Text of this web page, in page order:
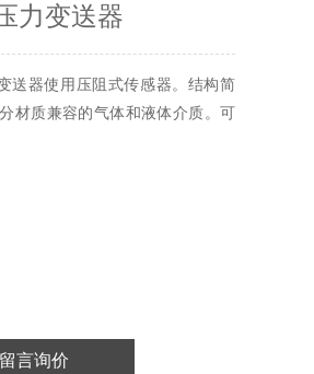
力变送器
送器使用压阻式传感器。结构简
材质兼容的气体和液体介质。可
留言询价